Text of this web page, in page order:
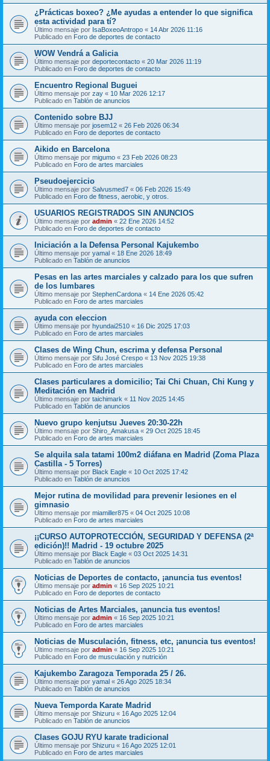
¿Prácticas boxeo? ¿Me ayudas a entender lo que significa
esta actividad para tí?
Último mensaje por IsaBoxeoAntropo « 14 Abr 2026 11:16
Publicado en Foro de deportes de contacto
WOW Vendrá a Galicia
Último mensaje por deportecontacto « 20 Mar 2026 11:19
Publicado en Foro de deportes de contacto
Encuentro Regional Buguei
Último mensaje por zay « 10 Mar 2026 12:17
Publicado en Tablón de anuncios
Contenido sobre BJJ
Último mensaje por josem12 « 26 Feb 2026 06:34
Publicado en Foro de deportes de contacto
Aikido en Barcelona
Último mensaje por migumo « 23 Feb 2026 08:23
Publicado en Foro de artes marciales
Pseudoejercicio
Último mensaje por Salvusmed7 « 06 Feb 2026 15:49
Publicado en Foro de fitness, aerobic, y otros.
USUARIOS REGISTRADOS SIN ANUNCIOS
Último mensaje por admin « 22 Ene 2026 14:52
Publicado en Foro de deportes de contacto
Iniciación a la Defensa Personal Kajukembo
Último mensaje por yamal « 18 Ene 2026 18:49
Publicado en Tablón de anuncios
Pesas en las artes marciales y calzado para los que sufren
de los lumbares
Último mensaje por StephenCardona « 14 Ene 2026 05:42
Publicado en Foro de artes marciales
ayuda con eleccion
Último mensaje por hyundai2510 « 16 Dic 2025 17:03
Publicado en Foro de artes marciales
Clases de Wing Chun, escrima y defensa Personal
Último mensaje por Sifu José Crespo « 13 Nov 2025 19:38
Publicado en Foro de artes marciales
Clases particulares a domicilio; Tai Chi Chuan, Chi Kung y
Meditación en Madrid
Último mensaje por taichimark « 11 Nov 2025 14:45
Publicado en Tablón de anuncios
Nuevo grupo kenjutsu Jueves 20:30-22h
Último mensaje por Shiro_Amakusa « 29 Oct 2025 18:45
Publicado en Foro de artes marciales
Se alquila sala tatami 100m2 diáfana en Madrid (Zoma Plaza
Castilla - 5 Torres)
Último mensaje por Black Eagle « 10 Oct 2025 17:42
Publicado en Tablón de anuncios
Mejor rutina de movilidad para prevenir lesiones en el
gimnasio
Último mensaje por miamiller875 « 04 Oct 2025 10:08
Publicado en Foro de artes marciales
¡¡CURSO AUTOPROTECCIÓN, SEGURIDAD Y DEFENSA (2ª
edición)!! Madrid - 19 octubre 2025
Último mensaje por Black Eagle « 03 Oct 2025 14:31
Publicado en Tablón de anuncios
Noticias de Deportes de contacto, ¡anuncia tus eventos!
Último mensaje por admin « 16 Sep 2025 10:21
Publicado en Foro de deportes de contacto
Noticias de Artes Marciales, ¡anuncia tus eventos!
Último mensaje por admin « 16 Sep 2025 10:21
Publicado en Foro de artes marciales
Noticias de Musculación, fitness, etc, ¡anuncia tus eventos!
Último mensaje por admin « 16 Sep 2025 10:21
Publicado en Foro de musculación y nutrición
Kajukembo Zaragoza Temporada 25 / 26.
Último mensaje por yamal « 26 Ago 2025 18:34
Publicado en Tablón de anuncios
Nueva Temporda Karate Madrid
Último mensaje por Shizuru « 16 Ago 2025 12:04
Publicado en Tablón de anuncios
Clases GOJU RYU karate tradicional
Último mensaje por Shizuru « 16 Ago 2025 12:01
Publicado en Foro de artes marciales